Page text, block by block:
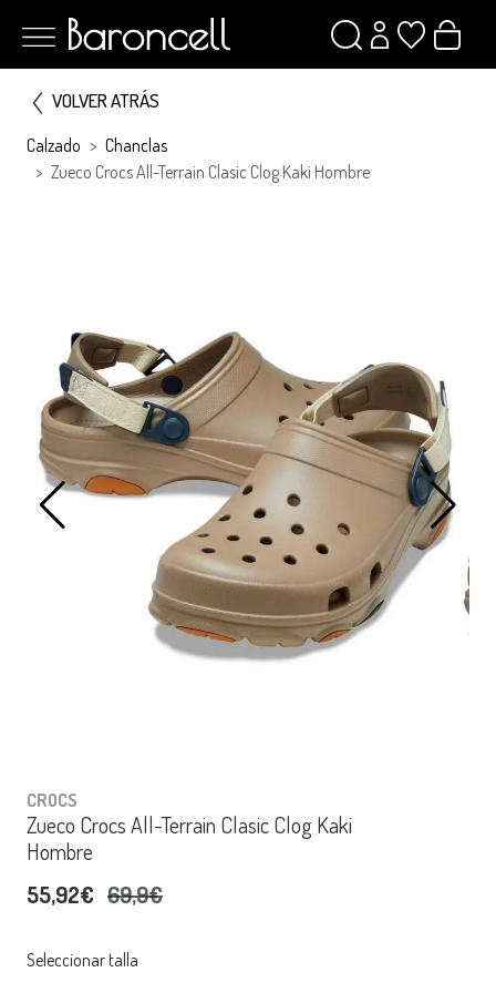
VOLVER ATRÁS
Calzado
Chanclas
Zueco Crocs All-Terrain Clasic Clog Kaki Hombre
CROCS
Zueco Crocs All-Terrain Clasic Clog Kaki
Hombre
55,92€ 69,9€
Seleccionar talla